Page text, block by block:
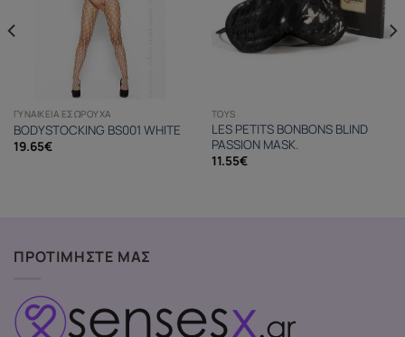
ΓΥΝΑΙΚΕΊΑ ΕΣΏΡΟΥΧΑ
BODYSTOCKING BS001 WHITE
19.65€
TOYS
LES PETITS BONBONS BLIND
PASSION MASK.
11.55€
ΠΡΟΤΙΜΗΣΤΕ ΜΑΣ